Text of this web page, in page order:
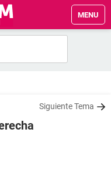
MENU
Siguiente Tema